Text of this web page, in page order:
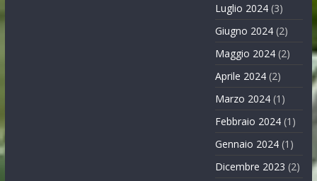
Luglio 2024 (3)
Giugno 2024 (2)
Maggio 2024 (2)
Aprile 2024 (2)
Marzo 2024 (1)
Febbraio 2024 (1)
Gennaio 2024 (1)
Dicembre 2023 (2)